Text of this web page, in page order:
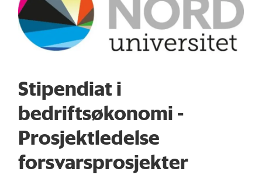
Stipendiat i
bedriftsøkonomi -
Prosjektledelse
forsvarsprosjekter